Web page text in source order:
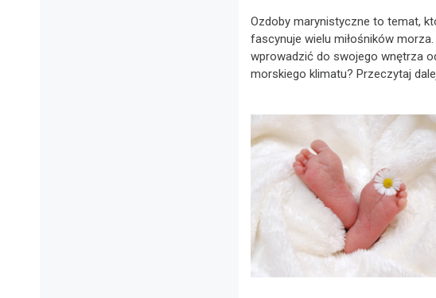
Ozdoby marynistyczne to temat,
fascynuje wielu miłośników
wprowadzić do swojego wnętrza
morskiego klimatu? Przeczytaj